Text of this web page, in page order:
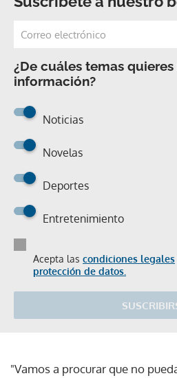
¿De cuáles temas
información?
Noticias
Novelas
Deportes
Entretenimiento
Acepta las condiciones legales
protección de datos.
"Vamos a procurar que no